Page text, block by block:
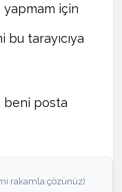
için
bu tarayıcıya
beni posta
rakamla çözünüz)